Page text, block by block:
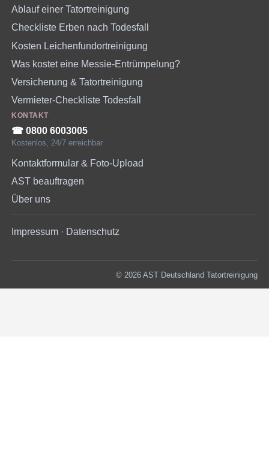
Ablauf einer Tatortreinigung
Checkliste Erben nach Todesfall
Kosten Leichenfundortreinigung
Was kostet eine Messie-Entrümpelung?
Versicherung & Tatortreinigung
Vermieter-Checkliste Todesfall
KONTAKT
☎︎ 0800 6003005
Kostenlos, 24/7 erreichbar
Kontaktformular & Foto-Upload
AST beauftragen
Über uns
Impressum · Datenschutz
© 2026 AST Deutschland Tatortreinigung